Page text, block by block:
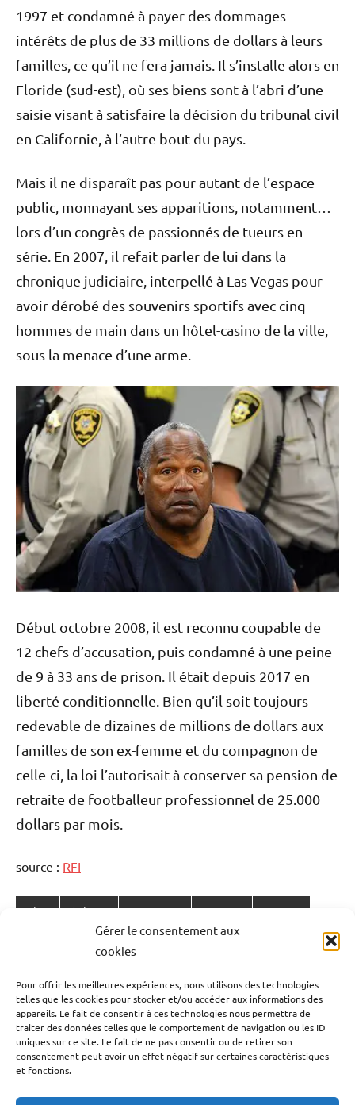
Gérer le consentement aux
cookies
Pour offrir les meilleures expériences, nous utilisons des technologies
telles que les cookies pour stocker et/ou accéder aux informations des
appareils. Le fait de consentir à ces technologies nous permettra de
traiter des données telles que le comportement de navigation ou les ID
uniques sur ce site. Le fait de ne pas consentir ou de retirer son
consentement peut avoir un effet négatif sur certaines caractéristiques
et fonctions.
1997 et condamné à payer des dommages-
intérêts de plus de 33 millions de dollars à leurs
familles, ce qu’il ne fera jamais. Il s’installe alors en
Floride (sud-est), où ses biens sont à l’abri d’une
saisie visant à satisfaire la décision du tribunal civil
en Californie, à l’autre bout du pays.
Mais il ne disparaît pas pour autant de l’espace
public, monnayant ses apparitions, notamment…
lors d’un congrès de passionnés de tueurs en
série. En 2007, il refait parler de lui dans la
chronique judiciaire, interpellé à Las Vegas pour
avoir dérobé des souvenirs sportifs avec cinq
hommes de main dans un hôtel-casino de la ville,
sous la menace d’une arme.
Début octobre 2008, il est reconnu coupable de
12 chefs d’accusation, puis condamné à une peine
de 9 à 33 ans de prison. Il était depuis 2017 en
liberté conditionnelle. Bien qu’il soit toujours
redevable de dizaines de millions de dollars aux
familles de son ex-femme et du compagnon de
celle-ci, la loi l’autorisait à conserver sa pension de
retraite de footballeur professionnel de 25.000
dollars par mois.
source : RFI
Unis
mort
O.J.Simpson,
O.J.
Simpson,
O.J.Simpson
Blog Culture Etats-Unis Histoire Justice
Navigation
de
l’article
Publication précédente
Meryl, Kalash et Kima , trois artistes de la
Martinique nominés pour la cérémonie des
Flammes 2024.